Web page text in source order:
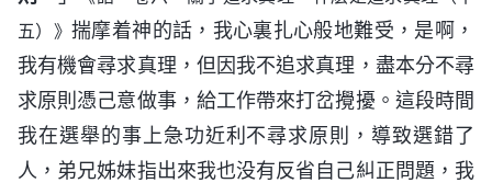
五）》揣摩着神的話，我心裏扎心般地難受，是啊，
我有機會尋求真理，但因我不追求真理，盡本分不尋
求原則憑己意做事，給工作帶來打岔攪擾。這段時間
我在選舉的事上急功近利不尋求原則，導致選錯了
人，弟兄姊妹指出來我也没有反省自己糾正問題，我